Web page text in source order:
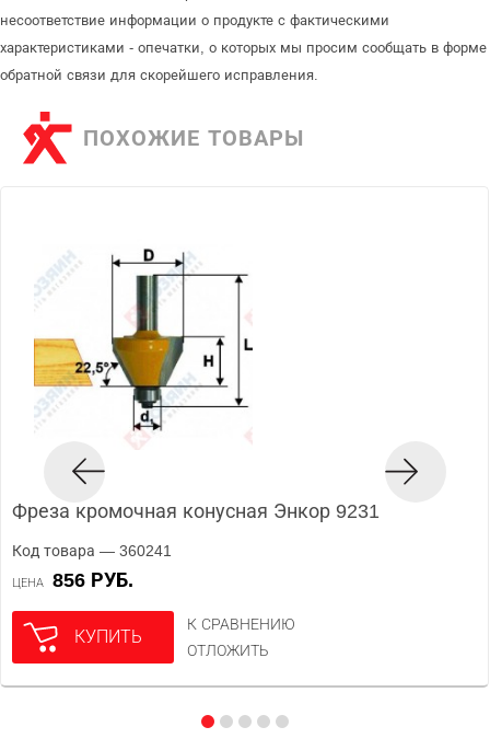
несоответствие информации о продукте с фактическими
характеристиками - опечатки, о которых мы просим сообщать в форме
обратной связи для скорейшего исправления.
ПОХОЖИЕ ТОВАРЫ
Фреза кромочная конусная Энкор 9231
Код товара — 360241
ЦЕНА 856 РУБ.
КУПИТЬ
К СРАВНЕНИЮ
ОТЛОЖИТЬ